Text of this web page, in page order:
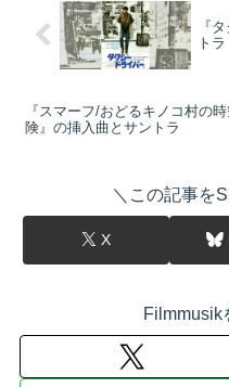
『
トラ
『スマーフ/おどるキノコ村の
険』の挿入曲とサントラ
＼この記事を
X
Filmmusik